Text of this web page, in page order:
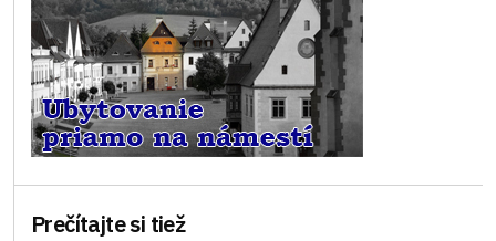
Prečítajte si tiež